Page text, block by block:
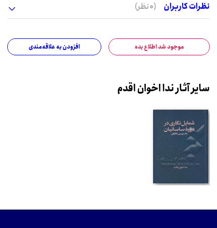
نظرات کاربران
(0 نظر)
موجود شد اطلاع بده افزودن به علاقه‌مندی
سایر آثار ندا اخوان اقدم